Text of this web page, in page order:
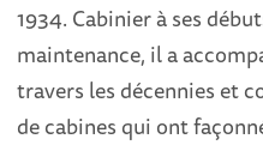
1934. Cabinier à ses
maintenance, il a
travers les décennies et
de cabines qui ont